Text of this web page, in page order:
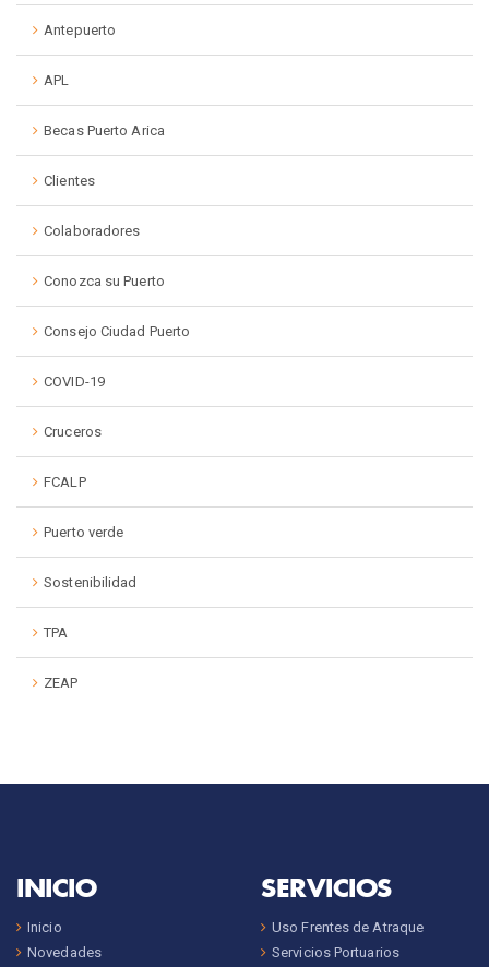
Antepuerto
APL
Becas Puerto Arica
Clientes
Colaboradores
Conozca su Puerto
Consejo Ciudad Puerto
COVID-19
Cruceros
FCALP
Puerto verde
Sostenibilidad
TPA
ZEAP
INICIO
Inicio
Novedades
SERVICIOS
Uso Frentes de Atraque
Servicios Portuarios